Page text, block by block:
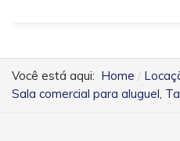
Você está aqui: Home
Sala comercial para aluguel,